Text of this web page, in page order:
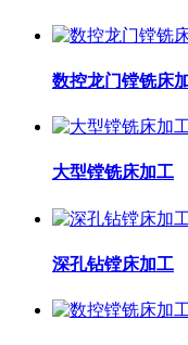
数控龙门镗铣床
大型镗铣床加工
深孔钻镗床加工